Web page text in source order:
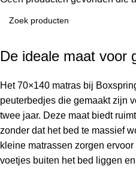
De ideale maat voor
Het 70×140 matras bij
peuterbedjes die gemaakt zijn
twee jaar. Deze maat biedt
zonder dat het bed te massief
kleine matrassen zorgen
voetjes buiten het bed liggen